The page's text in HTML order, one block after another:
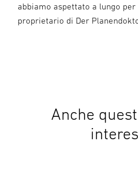
abbiamo aspettato a lungo per
proprietario di Der
Anche